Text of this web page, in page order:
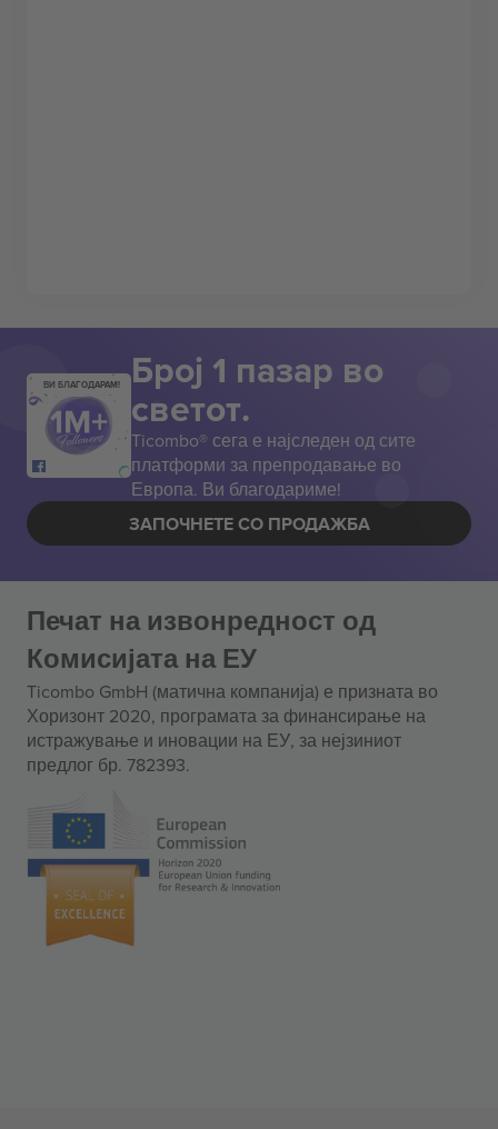
ВИ БЛАГОДАРАМ! Број 1 пазар во
светот.
Ticombo® сега е најследен од сите
платформи за препродавање во
Европа. Ви благодариме!
ЗАПОЧНЕТЕ СО ПРОДАЖБА
Печат на извонредност од
Комисијата на ЕУ
Ticombo GmbH (матична компанија) е призната во
Хоризонт 2020, програмата за финансирање на
истражување и иновации на ЕУ, за нејзиниот
предлог бр. 782393.